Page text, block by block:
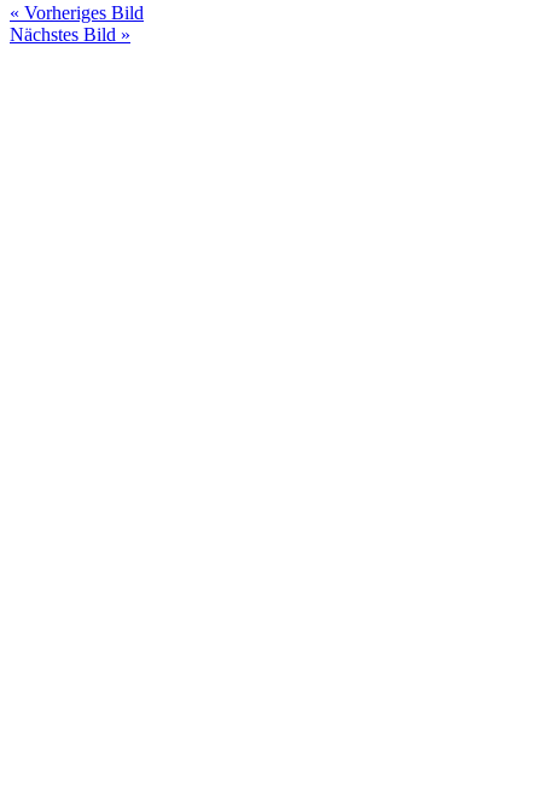
« Vorheriges Bild
Nächstes Bild »